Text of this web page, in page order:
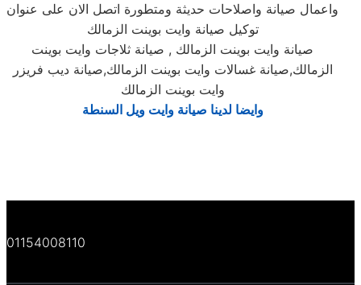
واعمال صيانة واصلاحات حديثة ومتطورة اتصل الان على عنوان
توكيل صيانة وايت بوينت الزمالك
صيانة وايت بوينت الزمالك , صيانة ثلاجات وايت بوينت
الزمالك,صيانة غسالات وايت بوينت الزمالك,صيانة ديب فريزر
وايت بوينت الزمالك
وايضا لدينا صيانة وايت ويل السنطة
01154008110